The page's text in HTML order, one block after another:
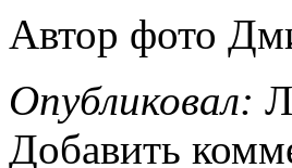
Автор фото
Опубликовал:
Добавить